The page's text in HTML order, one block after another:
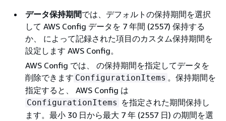
データ保持期間では、デフォルトの保持期間を選択
して AWS Config データを 7 年間 (2557) 保持する
か、 によって記録された項目のカスタム保持期間を
設定します AWS Config。
AWS Config では、 の保持期間を指定してデータを
削除できます ConfigurationItems 。保持期間を
指定すると、 AWS Config は
ConfigurationItems を指定された期間保持し
ます。最小 30 日から最大 7 年 (2557 日) の期間を選